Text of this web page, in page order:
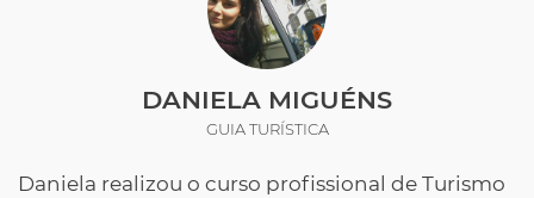
DANIELA MIGUÉNS
GUIA TURÍSTICA
Daniela realizou o curso profissional de Turismo